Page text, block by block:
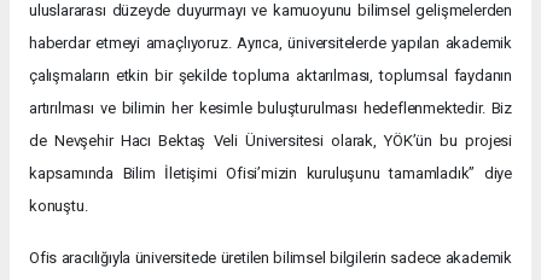
uluslararası düzeyde duyurmayı ve kamuoyunu bilimsel gelişmelerden
haberdar etmeyi amaçlıyoruz. Ayrıca, üniversitelerde yapılan akademik
çalışmaların etkin bir şekilde topluma aktarılması, toplumsal faydanın
artırılması ve bilimin her kesimle buluşturulması hedeflenmektedir. Biz
de Nevşehir Hacı Bektaş Veli Üniversitesi olarak, YÖK’ün bu projesi
kapsamında Bilim İletişimi Ofisi’mizin kuruluşunu tamamladık” diye
konuştu.
Ofis aracılığıyla üniversitede üretilen bilimsel bilgilerin sadece akademik